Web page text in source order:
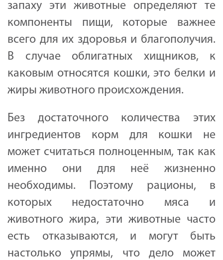
запаху эти животные определяют те
компоненты пищи, которые важнее
всего для их здоровья и благополучия.
В случае облигатных хищников, к
каковым относятся кошки, это белки и
жиры животного происхождения.
Без достаточного количества этих
ингредиентов корм для кошки не
может считаться полноценным, так как
именно они для неё жизненно
необходимы. Поэтому рационы, в
которых недостаточно мяса и
животного жира, эти животные часто
есть отказываются, и могут быть
настолько упрямы, что дело может